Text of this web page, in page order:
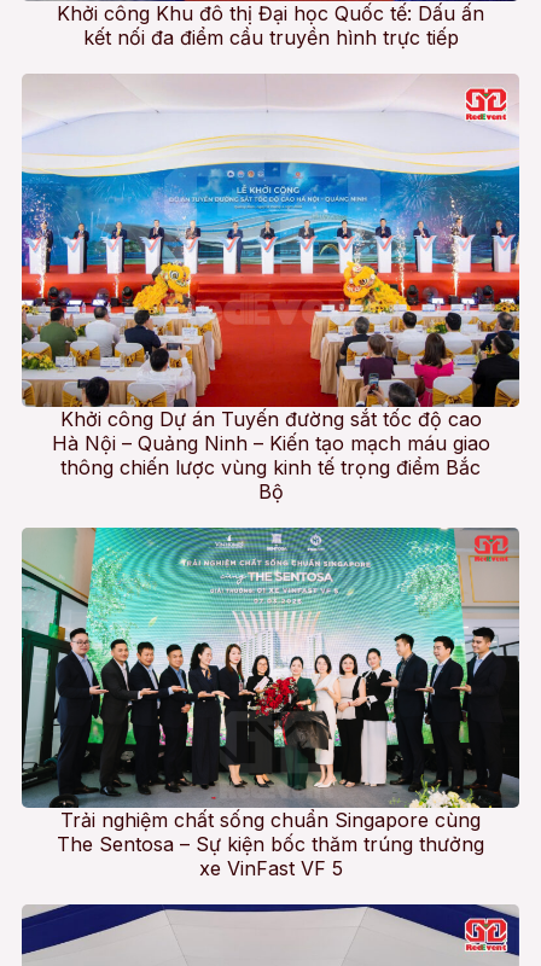
Khởi công Khu đô thị Đại học Quốc tế: Dấu ấn
kết nối đa điểm cầu truyền hình trực tiếp
Khởi công Dự án Tuyến đường sắt tốc độ cao
Hà Nội – Quảng Ninh – Kiến tạo mạch máu giao
thông chiến lược vùng kinh tế trọng điểm Bắc
Bộ
Trải nghiệm chất sống chuẩn Singapore cùng
The Sentosa – Sự kiện bốc thăm trúng thưởng
xe VinFast VF 5